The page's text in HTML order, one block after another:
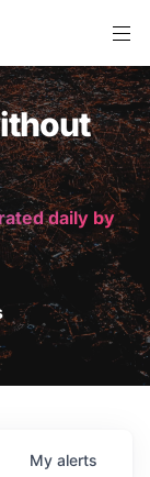
daily by
My alerts